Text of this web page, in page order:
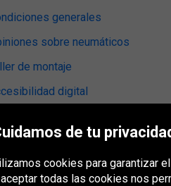
generales
sobre neumáticos
de montaje
digital
Oponeo
de tu
cookies para garantizar
todas las cookies nos